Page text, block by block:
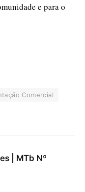
e para o
Comercial
| MTb Nº